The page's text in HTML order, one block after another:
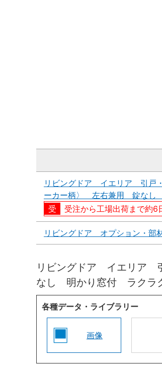
リビングドア イエリア 引
ーカー柄〉 左右兼用 錠なし
受注から工場出荷まで約6
リビングドア オプション・
リビングドア イエリア
なし 明かり窓付 ラクラク
各種データ・ライブラリー
画像